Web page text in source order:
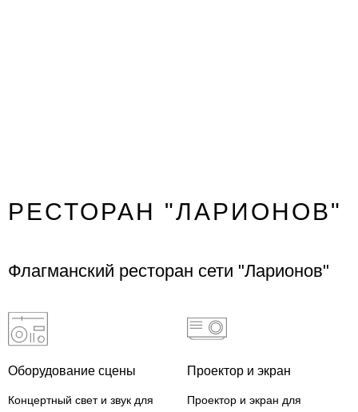
РЕСТОРАН "ЛАРИОНОВ"
Флагманский ресторан сети "Ларионов"
Оборудование сцены
Концертный свет и звук для
Проектор и экран
Проектор и экран для